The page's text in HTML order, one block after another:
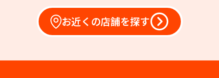
お近くの店舗を探す